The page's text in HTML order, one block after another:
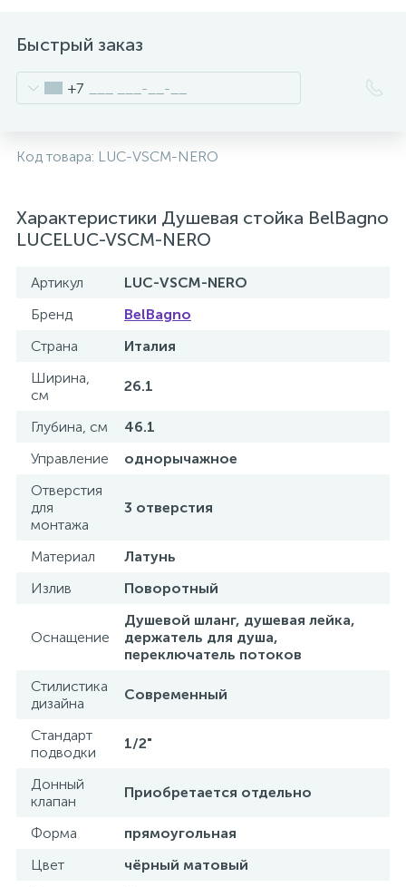
Быстрый заказ
+7
Код товара: LUC-VSCM-NERO
Характеристики Душевая стойка BelBagno
LUCELUC-VSCM-NERO
Артикул
LUC-VSCM-NERO
Бренд
BelBagno
Страна
Италия
Ширина,
см
26.1
Глубина, см
46.1
Управление
однорычажное
Отверстия
для
монтажа
3 отверстия
Материал
Латунь
Излив
Поворотный
Оснащение
Душевой шланг, душевая лейка,
держатель для душа,
переключатель потоков
Стилистика
дизайна
Современный
Стандарт
подводки
1/2"
Донный
клапан
Приобретается отдельно
Форма
прямоугольная
Цвет
чёрный матовый